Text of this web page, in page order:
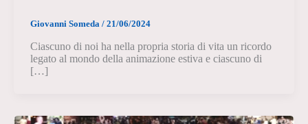
Giovanni Someda / 21/06/2024
Ciascuno di noi ha nella propria storia di vita un ricordo
legato al mondo della animazione estiva e ciascuno di
[…]